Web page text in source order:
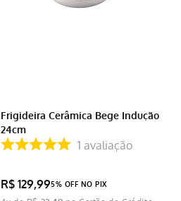
Frigideira Cerâmica Bege Indução
24cm
1 avaliação
R$ 129,995% OFF NO PIX